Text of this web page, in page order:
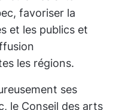
favoriser la
et les publics et
les régions.
ses
le Conseil des arts